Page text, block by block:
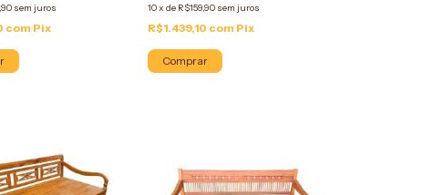
sem juros
com Pix
10x de R$159,90 sem juros
R$1.439,10 com Pix
Comprar